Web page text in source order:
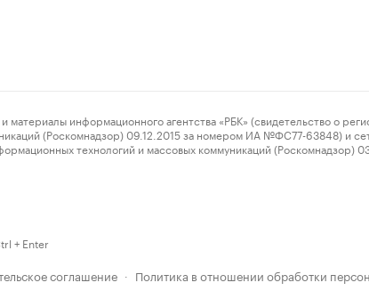
информационного агентства «РБК» (свидетельство о
(Роскомнадзор) 09.12.2015 за номером ИА №ФС77-63848) и
технологий и массовых коммуникаций
+ Enter
соглашение · Политика в отношении обработки